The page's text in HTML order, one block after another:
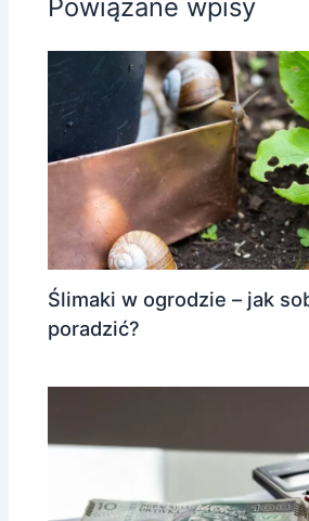
Powiązane wpisy
Ślimaki w ogrodzie – jak
poradzić?